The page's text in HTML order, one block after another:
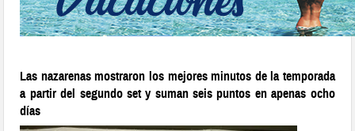
Las nazarenas mostraron los mejores minutos de la temporada
a partir del segundo set y suman seis puntos en apenas ocho
días